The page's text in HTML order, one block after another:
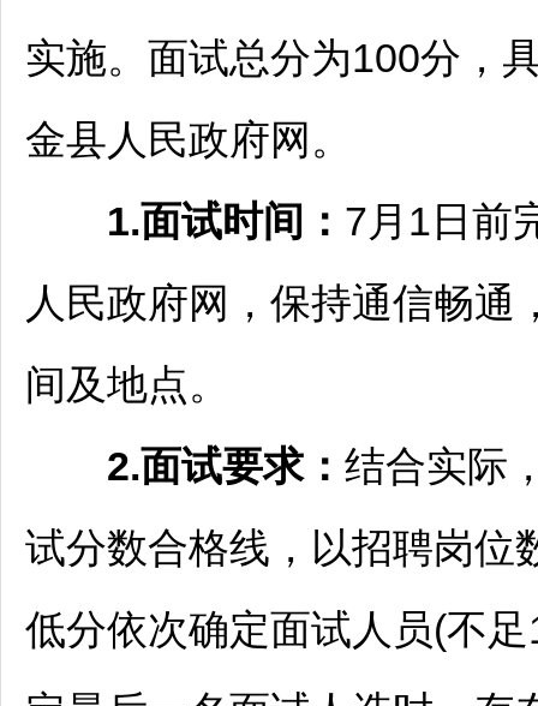
实施。面试总分为100分，
金县人民政府网。
1.面试时间： 7月1日前
人民政府网，保持通信畅
间及地点。
2.面试要求： 结合实际
试分数合格线，以招聘岗位
低分依次确定面试人员(不